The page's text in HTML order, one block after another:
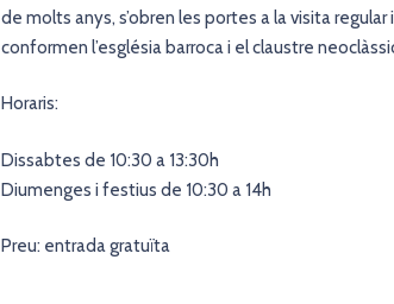
de molts anys, s’obren les portes a la visita
conformen l’església barroca i el claustre
Horaris:
Dissabtes de 10:30 a 13:30h
Diumenges i festius de 10:30 a 14h
Preu: entrada gratuïta